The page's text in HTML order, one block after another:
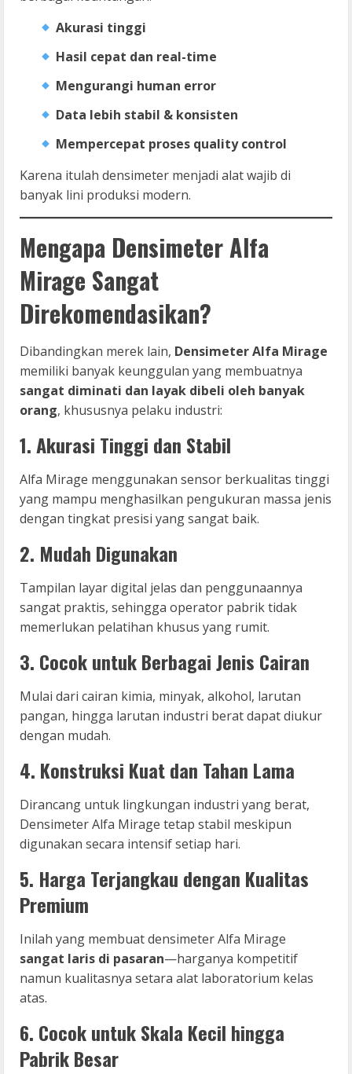
Akurasi tinggi
Hasil cepat dan real-time
Mengurangi human error
Data lebih stabil & konsisten
Mempercepat proses quality control
Karena itulah densimeter menjadi alat wajib di
banyak lini produksi modern.
Mengapa Densimeter Alfa
Mirage Sangat
Direkomendasikan?
Dibandingkan merek lain, Densimeter Alfa Mirage
memiliki banyak keunggulan yang membuatnya
sangat diminati dan layak dibeli oleh banyak
orang, khususnya pelaku industri:
1. Akurasi Tinggi dan Stabil
Alfa Mirage menggunakan sensor berkualitas tinggi
yang mampu menghasilkan pengukuran massa jenis
dengan tingkat presisi yang sangat baik.
2. Mudah Digunakan
Tampilan layar digital jelas dan penggunaannya
sangat praktis, sehingga operator pabrik tidak
memerlukan pelatihan khusus yang rumit.
3. Cocok untuk Berbagai Jenis Cairan
Mulai dari cairan kimia, minyak, alkohol, larutan
pangan, hingga larutan industri berat dapat diukur
dengan mudah.
4. Konstruksi Kuat dan Tahan Lama
Dirancang untuk lingkungan industri yang berat,
Densimeter Alfa Mirage tetap stabil meskipun
digunakan secara intensif setiap hari.
5. Harga Terjangkau dengan Kualitas
Premium
Inilah yang membuat densimeter Alfa Mirage
sangat laris di pasaran—harganya kompetitif
namun kualitasnya setara alat laboratorium kelas
atas.
6. Cocok untuk Skala Kecil hingga
Pabrik Besar